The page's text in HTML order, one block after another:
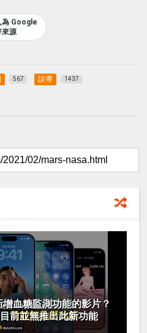
為 Google
來源
567 誤導 1437
增血糖監測功能的影片？
前並無推出此新功能